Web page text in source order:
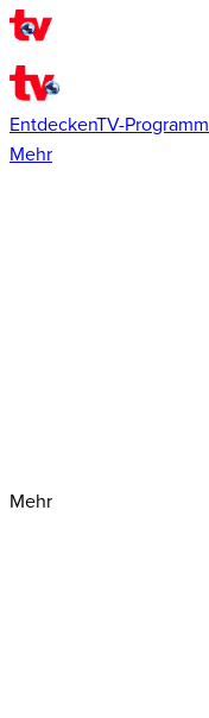
EntdeckenTV-Programm
Mehr
Mehr